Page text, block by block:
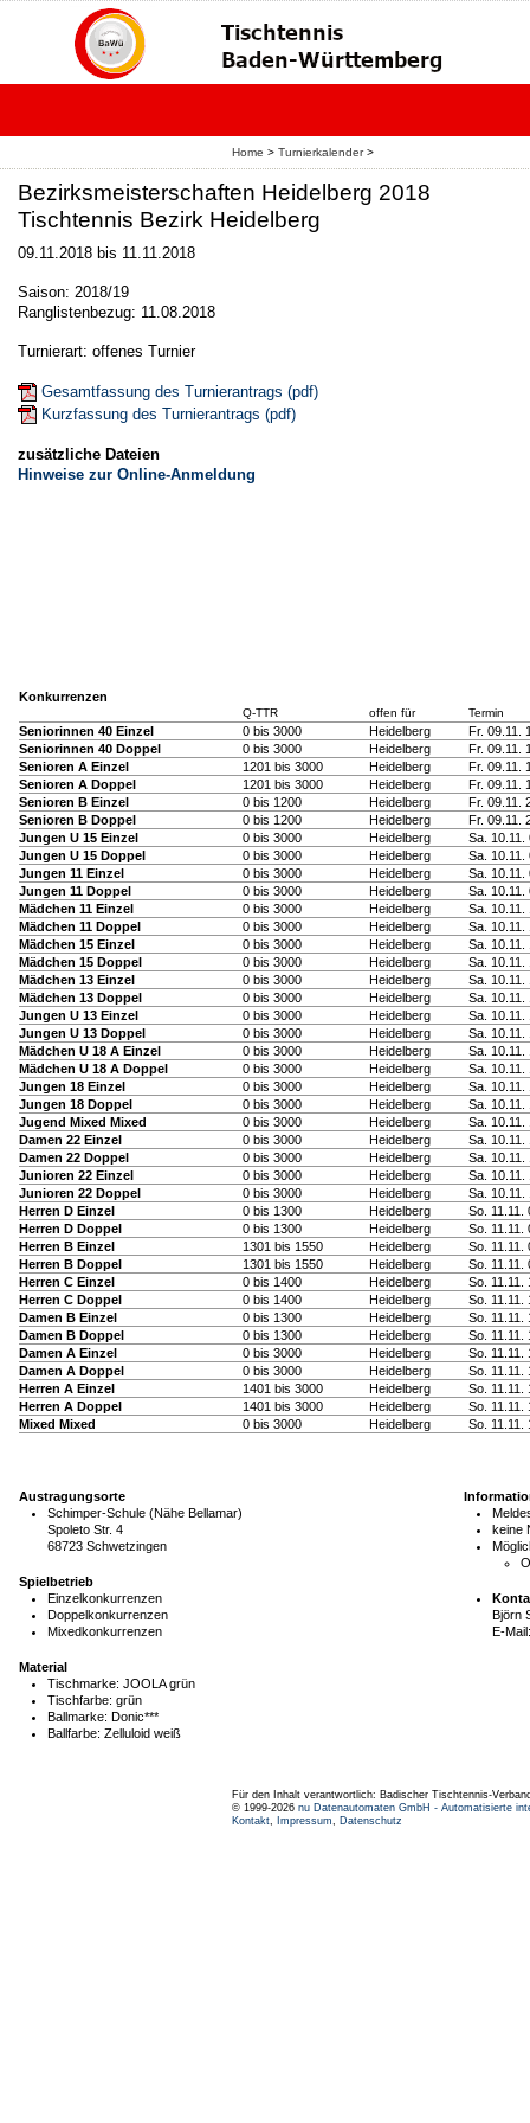
Home > Turnierkalender>
Bezirksmeisterschaften Heidelberg 2018
Tischtennis Bezirk Heidelberg
09.11.2018 bis 11.11.2018
Saison: 2018/19
Ranglistenbezug: 11.08.2018
Turnierart: offenes Turnier
Gesamtfassung des Turnierantrags (pdf)
Kurzfassung des Turnierantrags (pdf)
zusätzliche Dateien
Hinweise zur Online-Anmeldung
Konkurrenzen
Q-TTR offen für Termin
Seniorinnen 40 Einzel 0 bis 3000 Heidelberg
Fr. 09.11.
Seniorinnen 40 Doppel
0 bis 3000 Heidelberg
Fr. 09.11.
Senioren A Einzel
1201 bis 3000 Heidelberg
Fr. 09.11.
Senioren A Doppel
1201 bis 3000 Heidelberg
Fr. 09.11.
Senioren B Einzel
0 bis 1200 Heidelberg
Fr. 09.11.
Senioren B Doppel
0 bis 1200 Heidelberg
Fr. 09.11.
Jungen U 15 Einzel
0 bis 3000 Heidelberg
Sa. 10.11.
Jungen U 15 Doppel
0 bis 3000 Heidelberg
Sa. 10.11.
Jungen 11 Einzel
0 bis 3000 Heidelberg
Sa. 10.11.
Jungen 11 Doppel
0 bis 3000 Heidelberg
Sa. 10.11.
Mädchen 11 Einzel
0 bis 3000 Heidelberg
Sa. 10.11.
Mädchen 11 Doppel
0 bis 3000 Heidelberg
Sa. 10.11.
Mädchen 15 Einzel
0 bis 3000 Heidelberg
Sa. 10.11.
Mädchen 15 Doppel
0 bis 3000 Heidelberg
Sa. 10.11.
Mädchen 13 Einzel
0 bis 3000 Heidelberg
Sa. 10.11.
Mädchen 13 Doppel
0 bis 3000 Heidelberg
Sa. 10.11.
Jungen U 13 Einzel
0 bis 3000 Heidelberg
Sa. 10.11.
Jungen U 13 Doppel
0 bis 3000 Heidelberg
Sa. 10.11.
Mädchen U 18 A Einzel
0 bis 3000 Heidelberg
Sa. 10.11.
Mädchen U 18 A Doppel
0 bis 3000 Heidelberg
Sa. 10.11.
Jungen 18 Einzel
0 bis 3000 Heidelberg
Sa. 10.11.
Jungen 18 Doppel
0 bis 3000 Heidelberg
Sa. 10.11.
Jugend Mixed Mixed
0 bis 3000 Heidelberg
Sa. 10.11.
Damen 22 Einzel
0 bis 3000 Heidelberg
Sa. 10.11.
Damen 22 Doppel
0 bis 3000 Heidelberg
Sa. 10.11.
Junioren 22 Einzel
0 bis 3000 Heidelberg
Sa. 10.11.
Junioren 22 Doppel
0 bis 3000 Heidelberg
Sa. 10.11.
Herren D Einzel
0 bis 1300 Heidelberg
So. 11.11.
Herren D Doppel
0 bis 1300 Heidelberg
So. 11.11.
Herren B Einzel
1301 bis 1550 Heidelberg
So. 11.11.
Herren B Doppel
1301 bis 1550 Heidelberg
So. 11.11.
Herren C Einzel
0 bis 1400 Heidelberg
So. 11.11.
Herren C Doppel
0 bis 1400 Heidelberg
So. 11.11.
Damen B Einzel
0 bis 1300 Heidelberg
So. 11.11.
Damen B Doppel
0 bis 1300 Heidelberg
So. 11.11.
Damen A Einzel
0 bis 3000 Heidelberg
So. 11.11.
Damen A Doppel
0 bis 3000 Heidelberg
So. 11.11.
Herren A Einzel
1401 bis 3000 Heidelberg
So. 11.11.
Herren A Doppel
1401 bis 3000 Heidelberg
So. 11.11.
Mixed Mixed
0 bis 3000 Heidelberg So. 11.11.
Austragungsorte
Schimper-Schule (Nähe Bellamar)
Spoleto Str. 4
68723 Schwetzingen
Spielbetrieb
Einzelkonkurrenzen
Doppelkonkurrenzen
Mixedkonkurrenzen
Material
Tischmarke: JOOLA grün
Tischfarbe: grün
Ballmarke: Donic***
Ballfarbe: Zelluloid weiß
keine
Björn
E-Mail:
Für den Inhalt verantwortlich: Badischer Tischtennis-
© 1999-2026 nu Datenautomaten GmbH - Automatisierte
Kontakt
Impressum Datenschutz